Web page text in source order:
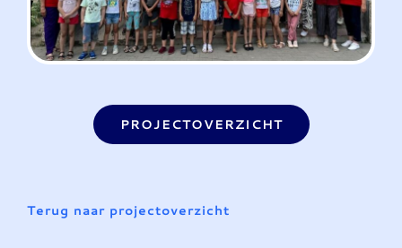
PROJECTOVERZICHT
Terug naar projectoverzicht